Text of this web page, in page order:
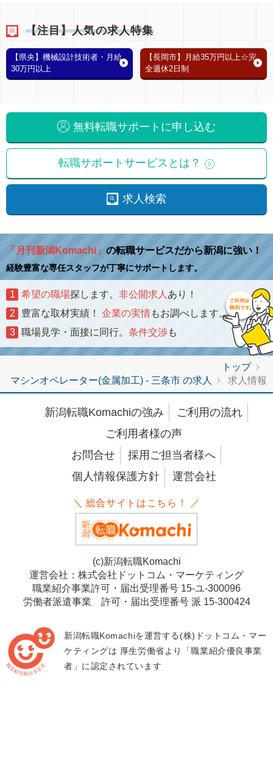
【注目】人気の求人特集
【県央】機械設計技術者・月給
30万円以上
【長岡市】月給35万円以上☆完
全週休2日制
無料転職サポートに申し込む
転職サポートサービスとは？
求人検索
「月刊新潟Komachi」 の転職サービスだから新潟に強い！
経験豊富な専任スタッフが丁寧にサポートします。
1 希望の職場探します。 非公開求人 あり！
2
豊富な取材実績！ 企業の実情もお調べします。
3
職場見学・面接に同行。 条件交渉も
トップ
マシンオペレーター(金属加工) - 三条市 の求人
求人情報
新潟転職Komachiの強み
ご利用の流れ
ご利用者様の声
お問合せ
採用ご担当者様へ
個人情報保護方針
運営会社
＼ 総合サイトはこちら！ ／
(c)新潟転職Komachi
運営会社：株式会社ドットコム・マーケティング
職業紹介事業許可・届出受理番号 15-ユ-300096
労働者派遣事業 許可・届出受理番号 派 15-300424
新潟転職Komachiを運営する(株)ドットコム・マー
ケティングは 厚生労働省より「職業紹介優良事業
者」に認定されています